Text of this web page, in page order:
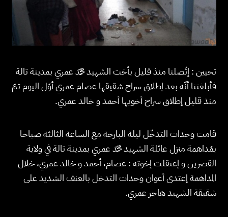
تحيين : إتّصلنا منذ قليل بأخت الشهيد محمّد عمري بمدينة تالة
فأبلغتنا أنّه بعد إطلاق سراح شقيقها عصام عمري أوّل اليوم تمّ
منذ قليل إطلاق سراح أخويها أحمد و خالد عمري.
قامت وحدات التدخّل ليلة البارحة مع الساعة الثالثة صباحا
بمُداهمة منزل عائلة الشهيد محمّد عمري بمدينة تالة في ولاية
القصرين و إعتقلت إخوته : عصام، أحمد و خالد عمري، خلال
المداهمة إعتدى أعوان وحدات التدخل بالعنف الشديد على
شقيقة الشهيد هاجر عمري.